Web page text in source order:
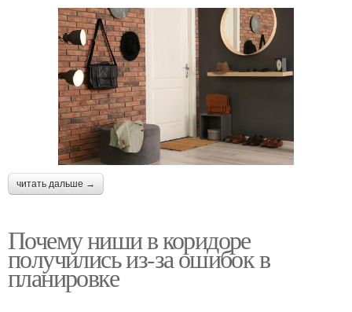
читать дальше →
Почему ниши в коридоре
получились из-за ошибок в
планировке